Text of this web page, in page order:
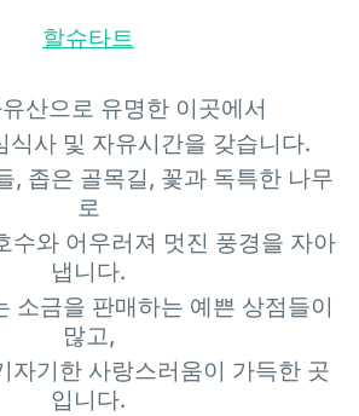
할슈타트
산으로 유명한 이곳에서
식사 및 자유시간을 갖습니다.
, 좁은 골목길, 꽃과 독특한 나무
로
수와 어우러져 멋진 풍경을 자아
냅니다.
소금을 판매하는 예쁜 상점들이
많고,
자기한 사랑스러움이 가득한 곳
입니다.